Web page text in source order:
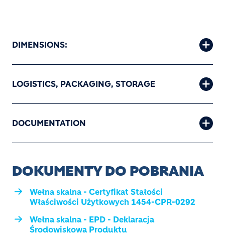
DIMENSIONS:
LOGISTICS, PACKAGING, STORAGE
DOCUMENTATION
DOKUMENTY DO POBRANIA
Wełna skalna - Certyfikat Stałości
Właściwości Użytkowych 1454-CPR-0292
Wełna skalna - EPD - Deklaracja
Środowiskowa Produktu